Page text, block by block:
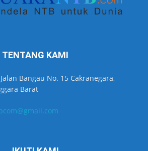
TENTANG KAMI
Bangau No. 15 Cakranegara,
Barat